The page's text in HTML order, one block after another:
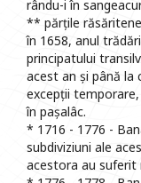
rându-i în
** părțile
în 1658, anul
principatului
acest an și până la
excepții
în pașalâc.
* 1716 - 1776 -
subdiviziuni ale
acestora au